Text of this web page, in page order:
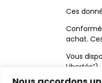
Ces
achat.
Vous